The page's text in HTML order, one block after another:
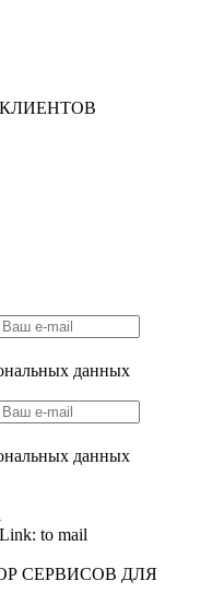
данных
данных
СЕРВИСОВ ДЛЯ